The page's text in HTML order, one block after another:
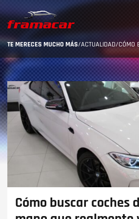
TE MERECES MUCHO MÁS/ACTUALIDAD/CÓMO
Cómo buscar coches